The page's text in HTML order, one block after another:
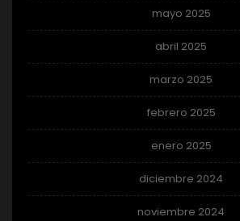
mayo 2025
abril 2025
marzo 2025
febrero 2025
enero 2025
diciembre 2024
noviembre 2024